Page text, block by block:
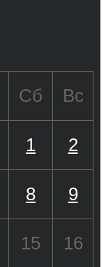
Сб Вс
1 2
8 9
15 16